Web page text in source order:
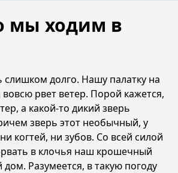
мы ходим в
долго. Нашу палатку на
рвет ветер. Порой кажется,
а какой-то дикий зверь
зверь этот необычный, у
когтей, ни зубов. Со всей силой
в клочья наш крошечный
Разумеется, в такую погоду